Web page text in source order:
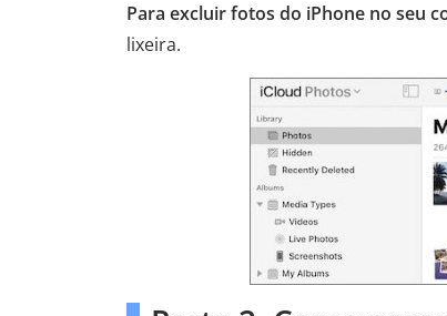
Para excluir fotos do iPhone no seu
lixeira.